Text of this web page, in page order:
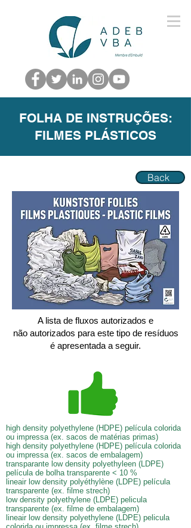
FOLHA DE INSTRUÇÕES:
FILMES PLÁSTICOS
Back
A lista de fluxos autorizados e
não autorizados para este tipo de resíduos
é apresentada a seguir.
high density polyethylene (HDPE) película colorida
ou impressa (ex. sacos de matérias primas)
high density polyethylene (HDPE) película colorida
ou impressa (ex. sacos de embalagem)
transparante low density polyethyleen (LDPE)
película de bolha transparente < 10 %
lineair low density polyéthylène (LDPE) película
transparente (ex. filme strech)
low density polyethylene (LDPE) pelicula
transparente (ex. filme de embalagem)
lineair low density polyethylene (LDPE) pelicula